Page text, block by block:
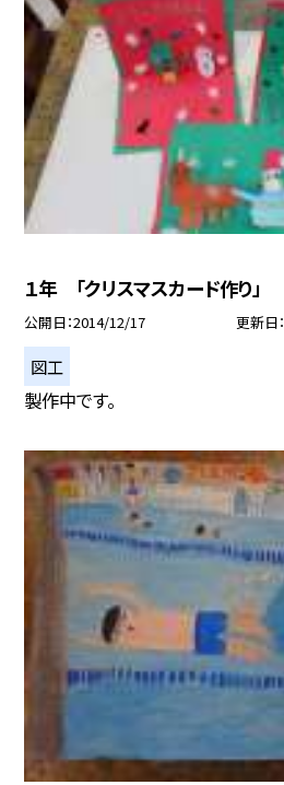
１年 「クリスマスカード作り」
公開日 2014/12/17 更新日
図工
製作中です。